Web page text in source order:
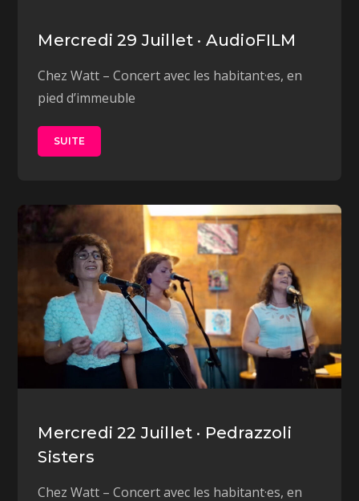
Mercredi 29 Juillet · AudioFILM
Chez Watt – Concert avec les habitant·es, en
pied d’immeuble
SUITE
Mercredi 22 Juillet · Pedrazzoli
Sisters
Chez Watt – Concert avec les habitant·es, en